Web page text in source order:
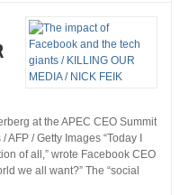
at the APEC CEO Summit
/ Getty Images “Today I
of all,” wrote Facebook CEO
we all want?” The “social